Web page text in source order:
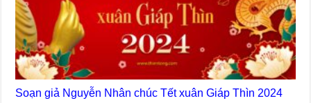
Soạn giả Nguyễn Nhân chúc Tết xuân Giáp Thìn 2024